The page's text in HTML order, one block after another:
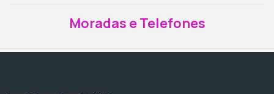
Moradas e Telefones